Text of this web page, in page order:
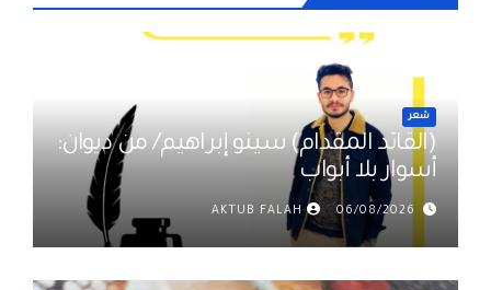
شعر
(القائد المقدام) سينو إبراهيم/ من ديوان:
أسوار بلا أبواب
06/08/2026
AKTUB FALAH